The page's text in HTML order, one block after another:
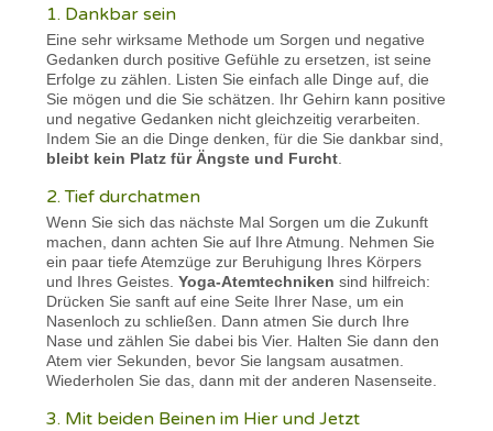
1. Dankbar sein
Eine sehr wirksame Methode um Sorgen und negative
Gedanken durch positive Gefühle zu ersetzen, ist seine
Erfolge zu zählen. Listen Sie einfach alle Dinge auf, die
Sie mögen und die Sie schätzen. Ihr Gehirn kann positive
und negative Gedanken nicht gleichzeitig verarbeiten.
Indem Sie an die Dinge denken, für die Sie dankbar sind,
bleibt kein Platz für Ängste und Furcht
2. Tief durchatmen
Wenn Sie sich das nächste Mal Sorgen um die Zukunft
machen, dann achten Sie auf Ihre Atmung. Nehmen Sie
ein paar tiefe Atemzüge zur Beruhigung Ihres Körpers
und Ihres Geistes.Yoga-Atemtechniken sind hilfreich:
Drücken Sie sanft auf eine Seite Ihrer Nase, um ein
Nasenloch zu schließen. Dann atmen Sie durch Ihre
Nase und zählen Sie dabei bis Vier. Halten Sie dann den
Atem vier Sekunden, bevor Sie langsam ausatmen.
Wiederholen Sie das, dann mit der anderen Nasenseite.
3. Mit beiden Beinen im Hier und Jetzt